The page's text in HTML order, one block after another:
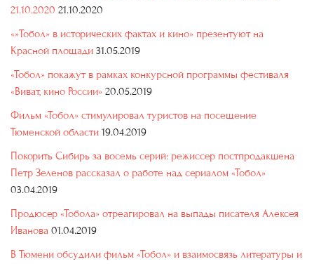
21.10.2020 21.10.2020
«»Тобол» в исторических фактах и кино» презентуют на
Красной площади 31.05.2019
«Тобол» покажут в рамках конкурсной программы фестиваля
«Виват, кино России» 20.05.2019
Фильм «Тобол» стимулировал туристов на посещение
Тюменской области 19.04.2019
Покорить Сибирь за восемь серий: режиссер постпродакшена
Петр Зеленов рассказал о работе над сериалом «Тобол»
03.04.2019
Продюсер «Тобола» отреагировал на выпады писателя Алексея
Иванова 01.04.2019
В Тюмени обсудили фильм «Тобол» и взаимосвязь литературы и